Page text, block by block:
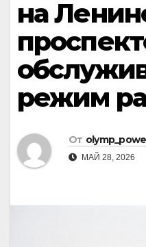
на
режим
От
МАЙ 28, 2026